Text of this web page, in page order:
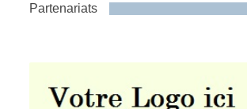
Partenariats